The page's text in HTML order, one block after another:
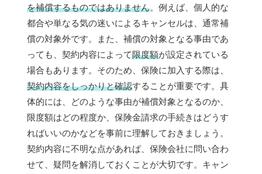
を補償するものではありません。例えば、個人的な
都合や単なる気の迷いによるキャンセルは、通常補
償の対象外です。また、補償の対象となる事由であ
っても、契約内容によって限度額が設定されている
場合もあります。そのため、保険に加入する際は、
契約内容をしっかりと確認することが重要です。具
体的には、どのような事由が補償対象となるのか、
限度額はどの程度か、保険金請求の手続きはどうす
ればいいのかなどを事前に理解しておきましょう。
契約内容に不明な点があれば、保険会社に問い合わ
せて、疑問を解消しておくことが大切です。キャン